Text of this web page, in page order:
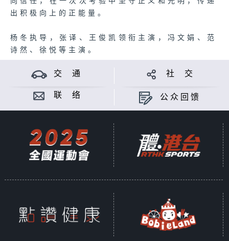
出积极向上的正能量。
杨冬执导，张译、王俊凯领衔主演，冯文娟、范
诗然、徐悦等主演。
交 通 社 交
联 络 公众回馈